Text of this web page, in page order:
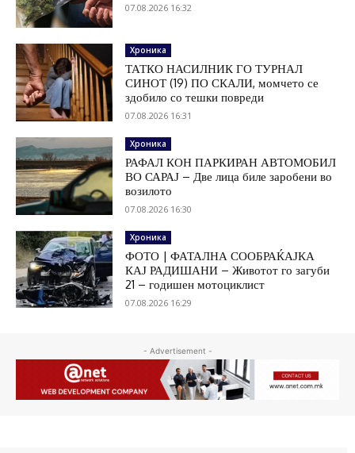
07.08.2026 16:32
Хроника
ТАТКО НАСИЛНИК ГО ТУРНАЛ
СИНОТ (19) ПО СКАЛИ, момчето се
здобило со тешки повреди
07.08.2026 16:31
Хроника
РАФАЛ КОН ПАРКИРАН АВТОМОБИЛ
ВО САРАЈ – Две лица биле заробени во
возилото
07.08.2026 16:30
Хроника
ФОТО | ФАТАЛНА СООБРАЌАЈКА
КАЈ РАДИШАНИ – Животот го загуби
21 – годишен мотоциклист
07.08.2026 16:29
- Advertisement -